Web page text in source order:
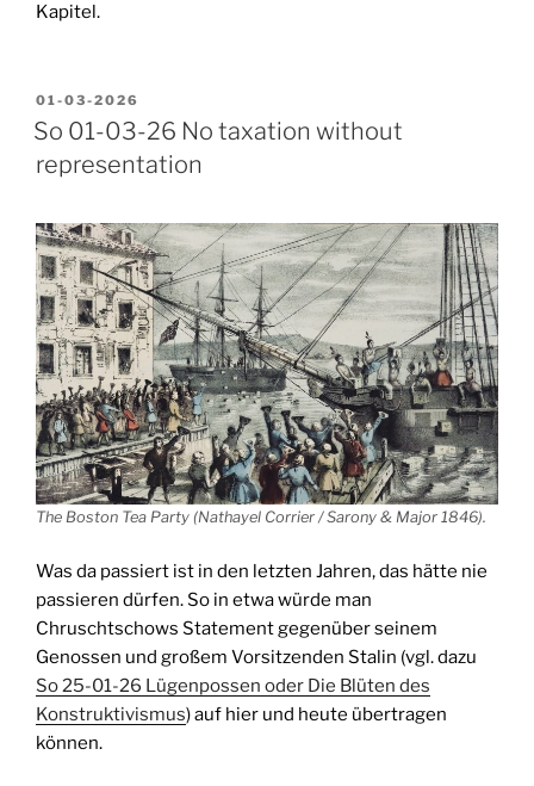
Kapitel.
VERÖFFENTLICHT
AM
01-03-2026
So 01-03-26 No taxation without
representation
The Boston Tea Party (Nathayel Corrier / Sarony & Major 1846).
Was da passiert ist in den letzten Jahren, das hätte nie
passieren dürfen. So in etwa würde man
Chruschtschows Statement gegenüber seinem
Genossen und großem Vorsitzenden Stalin (vgl. dazu
So 25-01-26 Lügenpossen oder Die Blüten des
Konstruktivismus) auf hier und heute übertragen
können.